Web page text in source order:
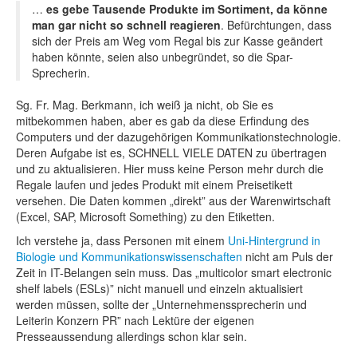
… es gebe Tausende Produkte im Sortiment, da könne
man gar nicht so schnell reagieren. Befürchtungen, dass
sich der Preis am Weg vom Regal bis zur Kasse geändert
haben könnte, seien also unbegründet, so die Spar-
Sprecherin.
Sg. Fr. Mag. Berkmann, ich weiß ja nicht, ob Sie es
mitbekommen haben, aber es gab da diese Erfindung des
Computers und der dazugehörigen Kommunikationstechnologie.
Deren Aufgabe ist es, SCHNELL VIELE DATEN zu übertragen
und zu aktualisieren. Hier muss keine Person mehr durch die
Regale laufen und jedes Produkt mit einem Preisetikett
versehen. Die Daten kommen „direkt” aus der Warenwirtschaft
(Excel, SAP, Microsoft Something) zu den Etiketten.
Ich verstehe ja, dass Personen mit einem Uni-Hintergrund in
Biologie und Kommunikationswissenschaften nicht am Puls der
Zeit in IT-Belangen sein muss. Das „multicolor smart electronic
shelf labels (ESLs)” nicht manuell und einzeln aktualisiert
werden müssen, sollte der „Unternehmenssprecherin und
Leiterin Konzern PR” nach Lektüre der eigenen
Presseaussendung allerdings schon klar sein.